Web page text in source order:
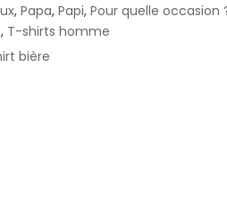
, Papa, Papi, Pour quelle occasion
, T-shirts homme
bière